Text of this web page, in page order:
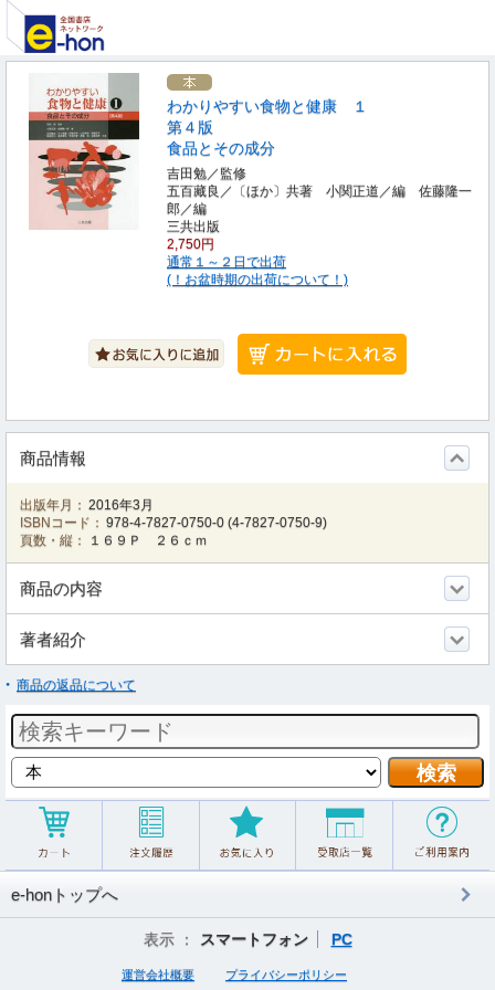
わかりやすい食物と健康 １
第４版
食品とその成分
吉田勉／監修
五百藏良／〔ほか〕共著 小関正道／編 佐藤隆一
郎／編
三共出版
2,750円
通常１～２日で出荷
(！お盆時期の出荷について！)
商品情報
出版年月： 2016年3月
ISBNコード： 978-4-7827-0750-0 (4-7827-0750-9)
頁数・縦：
１６９Ｐ ２６ｃｍ
商品の内容
著者紹介
商品の返品について
e-honトップへ
表示 ： スマートフォン PC
運営会社概要 プライバシーポリシー